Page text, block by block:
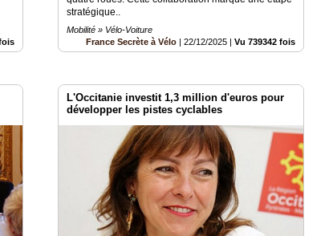
stratégique..
Mobilité » Vélo-Voiture
France Secrète à Vélo |22/12/2025 |Vu 739342 fois
L'Occitanie investit 1,3 million d'euros pour
développer les pistes cyclables